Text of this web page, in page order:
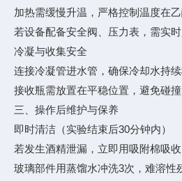
加热需缓慢升温，严格控制温度在
若设备配备安全阀、压力表，需实
冷凝与收集安全
连接冷凝管进水管，确保冷却水持
接收瓶需放置在平稳位置，避免碰
三、操作后维护与保养
即时清洁（实验结束后30分钟内）
若发生酒精泄漏，立即用吸附棉吸
玻璃部件用蒸馏水冲洗3次，难溶